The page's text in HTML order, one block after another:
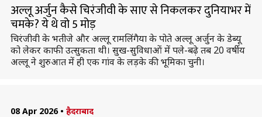
अल्लू अर्जुन कैसे चिरंजीवी के साए से निकलकर दुनियाभर में
चमके? ये थे वो 5 मोड़
चिरंजीवी के भतीजे और अल्लू रामलिंगैया के पोते अल्लू अर्जुन के डेब्यू
को लेकर काफी उत्सुकता थी। सुख-सुविधाओं में पले-बढ़े तब 20 वर्षीय
अल्लू ने शुरुआत में ही एक गांव के लड़के की भूमिका चुनी।
08 Apr 2026 • हैदराबाद